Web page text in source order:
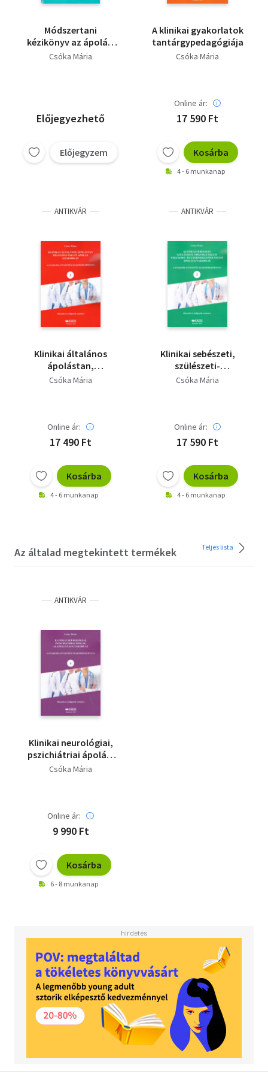
Módszertani
kézikönyv az ápolási
gyakorlatok
Csóka Mária
Előjegyezhető
Előjegyzem
A klinikai gyakorlatok
tantárgypedagógiája
Csóka Mária
Online ár:
17 590 Ft
Kosárba
4 - 6 munkanap
ANTIKVÁR
Klinikai általános
ápolástan,
belgyógyászati ápolás
Csóka Mária
Online ár:
17 490 Ft
Kosárba
4 - 6 munkanap
ANTIKVÁR
Klinikai sebészeti,
szülészeti-
nőgyógyászati,
Csóka Mária
Online ár:
17 590 Ft
Kosárba
4 - 6 munkanap
Az általad megtekintett termékek Teljes lista
ANTIKVÁR
Klinikai neurológiai,
pszichiátriai ápolás,
alapellátás gyakorlat
Csóka Mária
Online ár:
9 990 Ft
Kosárba
6 - 8 munkanap